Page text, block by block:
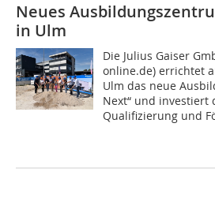
Neues
in Ulm
Die Julius Gaiser
online.de) errichtet
Ulm das neue
Next“ und
Qualifizierung und